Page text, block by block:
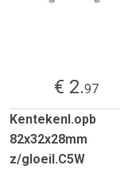
€ 2.97
Kentekenl.opb
82x32x28mm
z/gloeil.C5W